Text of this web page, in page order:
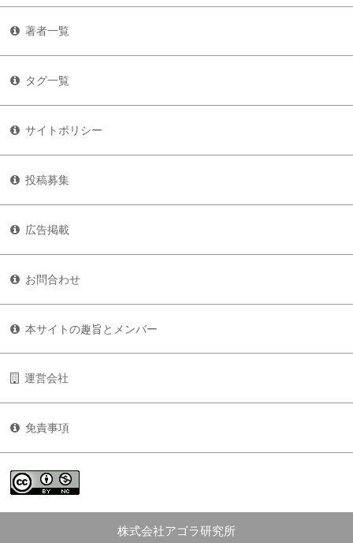
著者一覧
タグ一覧
サイトポリシー
投稿募集
広告掲載
お問合わせ
本サイトの趣旨とメンバー
運営会社
免責事項
株式会社アゴラ研究所